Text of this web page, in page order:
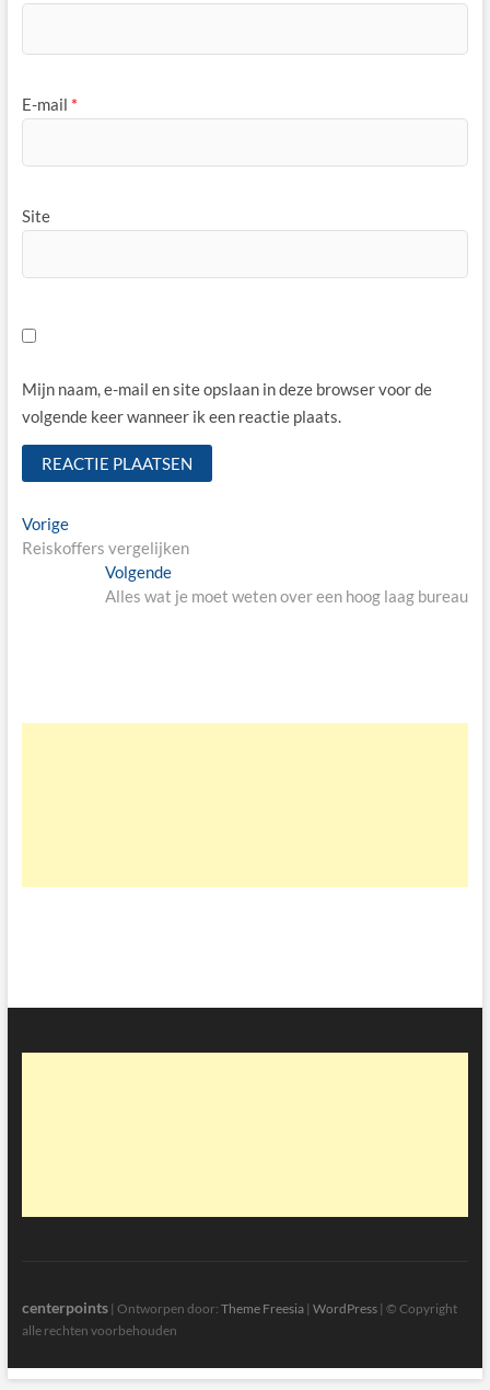
E-mail *
Site
Mijn naam, e-mail en site opslaan in deze browser voor de
volgende keer wanneer ik een reactie plaats.
Bericht
navigatie
VorigeVorige
bericht:
Reiskoffers vergelijken
VolgendeVolgende
bericht:
Alles wat je moet weten over een hoog laag bureau
centerpoints| Ontworpen door: Theme Freesia| WordPress| © Copyright
alle rechten voorbehouden